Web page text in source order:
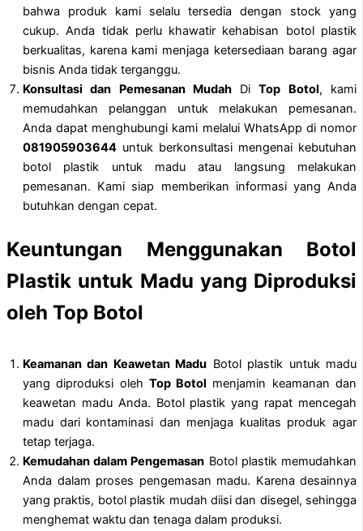
bahwa produk kami selalu tersedia dengan stock yang
cukup. Anda tidak perlu khawatir kehabisan botol plastik
berkualitas, karena kami menjaga ketersediaan barang agar
bisnis Anda tidak terganggu.
Konsultasi dan Pemesanan MudahDiTop Botol, kami
memudahkan pelanggan untuk melakukan pemesanan.
Anda dapat menghubungi kami melalui WhatsApp di nomor
081905903644 untuk berkonsultasi mengenai kebutuhan
botol plastik untuk madu atau langsung melakukan
pemesanan. Kami siap memberikan informasi yang Anda
butuhkan dengan cepat.
Keuntungan Menggunakan Botol
Plastik untuk Madu yang Diproduksi
oleh Top Botol
Keamanan dan Keawetan Madu Botol plastik untuk madu
yang diproduksi oleh Top Botol menjamin keamanan dan
keawetan madu Anda. Botol plastik yang rapat mencegah
madu dari kontaminasi dan menjaga kualitas produk agar
tetap terjaga.
Kemudahan dalam Pengemasan Botol plastik memudahkan
Anda dalam proses pengemasan madu. Karena desainnya
yang praktis, botol plastik mudah diisi dan disegel, sehingga
menghemat waktu dan tenaga dalam produksi.